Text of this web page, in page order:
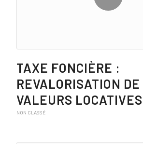
TAXE FONCIÈRE :
REVALORISATION
VALEURS
NON CLASSÉ